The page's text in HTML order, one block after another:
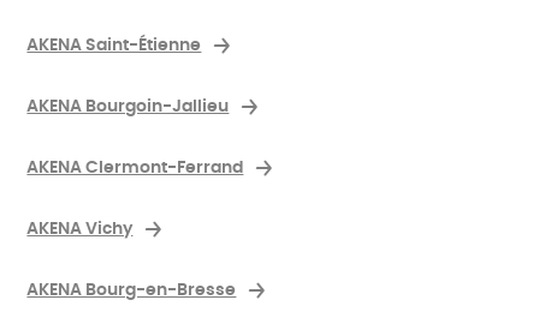
AKENA Saint-Étienne
AKENA Bourgoin-Jallieu
AKENA Clermont-Ferrand
AKENA Vichy
AKENA Bourg-en-Bresse